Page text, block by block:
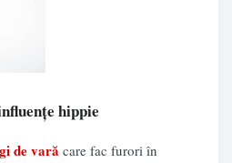
hippie
de vară care fac furori în